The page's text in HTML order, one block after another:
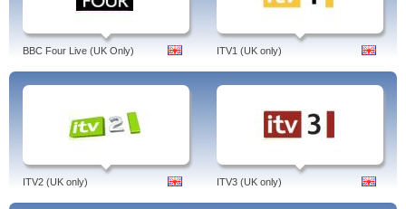
BBC Four Live (UK Only) ITV1 (UK only)
ITV2 (UK only) ITV3 (UK only)